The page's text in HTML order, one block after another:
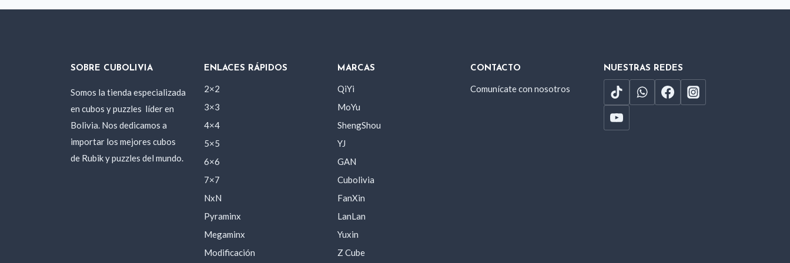
SOBRE CUBOLIVIA
Somos la tienda especializada
en cubos y puzzles líder en
Bolivia. Nos dedicamos a
importar los mejores cubos
de Rubik y puzzles del mundo.
ENLACES RÁPIDOS
2×2
3×3
4×4
5×5
6×6
7×7
NxN
Pyraminx
Megaminx
Modificación
MARCAS
QiYi
MoYu
ShengShou
YJ
GAN
Cubolivia
FanXin
LanLan
Yuxin
Z Cube
CONTACTO
Comunícate con nosotros
NUESTRAS REDES